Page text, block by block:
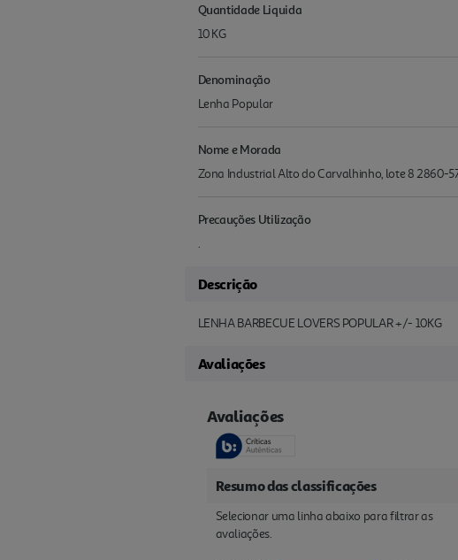
Quantidade Liquida
10 KG
Denominação
Lenha Popular
Nome e Morada
Zona Industrial Alto do Carvalhinho, lote 8 2860-
Precauções Utilização
.
Descrição
LENHA BARBECUE LOVERS POPULAR +/- 10KG
Avaliações